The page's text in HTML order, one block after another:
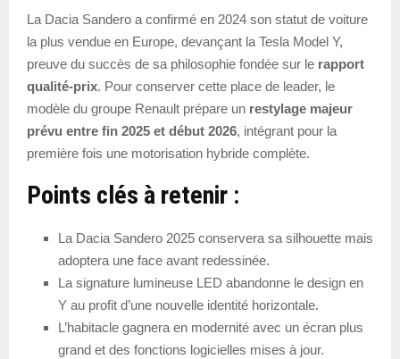
La Dacia Sandero a confirmé en 2024 son statut de voiture
la plus vendue en Europe, devançant la Tesla Model Y,
preuve du succès de sa philosophie fondée sur le rapport
qualité-prix. Pour conserver cette place de leader, le
modèle du groupe Renault prépare un restylage majeur
prévu entre fin 2025 et début 2026, intégrant pour la
première fois une motorisation hybride complète.
Points clés à retenir :
La Dacia Sandero 2025 conservera sa silhouette mais
adoptera une face avant redessinée.
La signature lumineuse LED abandonne le design en
Y au profit d’une nouvelle identité horizontale.
L’habitacle gagnera en modernité avec un écran plus
grand et des fonctions logicielles mises à jour.